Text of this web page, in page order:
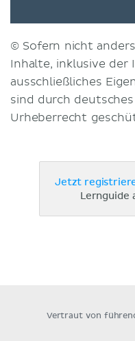
© Sofern nicht
Inhalte, inklusive der
ausschließliches
sind durch
Urheberrecht
Jetzt
Lernguide
Vertraut von